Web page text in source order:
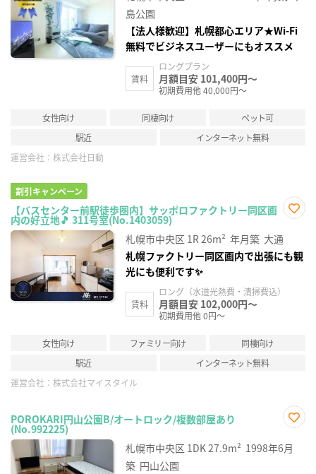
島公園
【法人様歓迎】札幌都心エリア★Wi-Fi
無料でビジネスユーザーにもオススメ
賃料
ロングプラン
月額目安 101,400円～
初期費用他 40,000円～
女性向け 同棲向け
ペット可
駅近
インターネット無料
運営会社： 株式会社日動
割引キャンペーン
【バスセンター前駅徒歩圏内】サッポロファクトリー同区画
内の好立地🎵 311号室(No.1403059)
録
札幌市中央区 1R26m² 年月築 大通
札幌ファクトリー同区画内で出張にも観
光にも便利です✨
賃料
ロング（水道光熱費・清掃費込）
月額目安 102,000円～
初期費用他 0円～
女性向け ファミリー向け
同棲向け
駅近
インターネット無料
運営会社： 株式会社マイスタイル
POROKARI円山公園B/オートロック/複数部屋あり
(No.992225)
に入
り登
札幌市中央区 1DK27.9m² 1998年6月
築 円山公園